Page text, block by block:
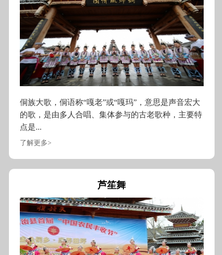
侗族大歌，侗语称“嘎老”或“嘎玛”，意思是声音宏大
的歌，是由多人合唱、集体参与的古老歌种，主要特
点是...
了解更多>
芦笙舞